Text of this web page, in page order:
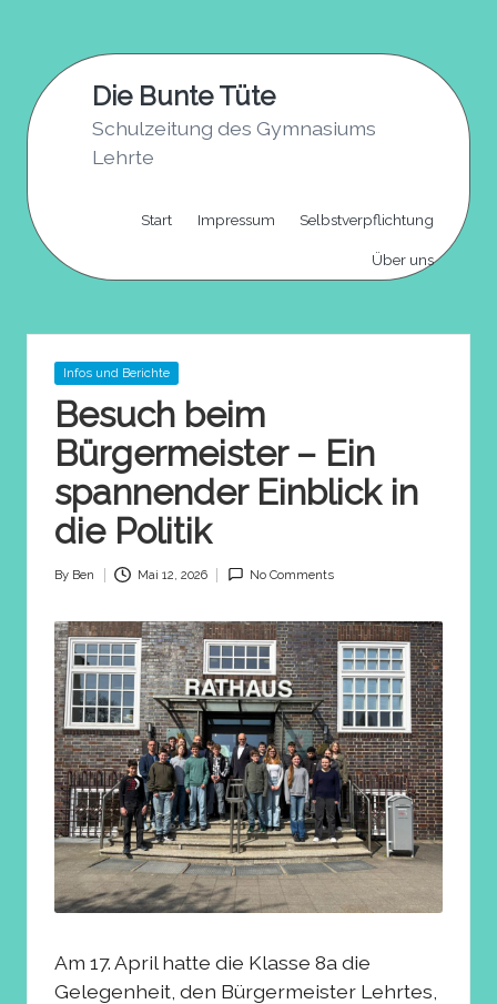
content
Die Bunte Tüte
Schulzeitung des Gymnasiums
Lehrte
Start Impressum Selbstverpflichtung
Über uns
Posted
in
Infos und Berichte
Besuch beim
Bürgermeister – Ein
spannender Einblick in
die Politik
Posted
By Ben Mai 12, 2026 No Comments
Am 17. April hatte die Klasse 8a die
Gelegenheit, den Bürgermeister Lehrtes,